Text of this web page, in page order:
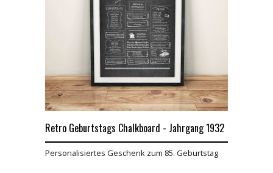
Retro Geburtstags Chalkboard - Jahrgang 1932
Personalisiertes Geschenk zum 85. Geburtstag